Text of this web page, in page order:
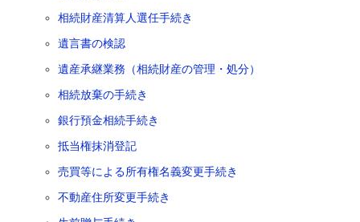
相続財産清算人選任手続き
遺言書の検認
遺産承継業務（相続財産の管理・処分）
相続放棄の手続き
銀行預金相続手続き
抵当権抹消登記
売買等による所有権名義変更手続き
不動産住所変更手続き